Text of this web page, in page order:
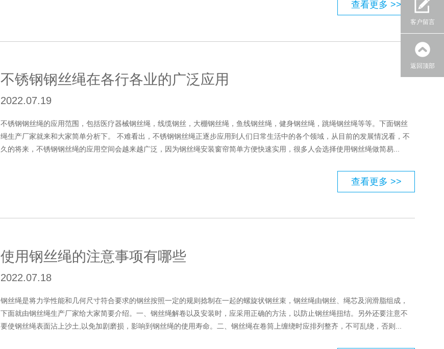
查看更多 >>
不锈钢钢丝绳在各行各业的广泛应用
2022.07.19
不锈钢钢丝绳的应用范围，包括医疗器械钢丝绳，线缆钢丝，大棚钢丝绳，鱼线钢丝绳，健身钢丝绳，跳绳钢丝绳等等。下面钢丝
绳生产厂家就来和大家简单分析下。 不难看出，不锈钢钢丝绳正逐步应用到人们日常生活中的各个领域，从目前的发展情况看，不
久的将来，不锈钢钢丝绳的应用空间会越来越广泛，因为钢丝绳安装窗帘简单方便快速实用，很多人会选择使用钢丝绳做简易...
查看更多 >>
使用钢丝绳的注意事项有哪些
2022.07.18
钢丝绳是将力学性能和几何尺寸符合要求的钢丝按照一定的规则捻制在一起的螺旋状钢丝束，钢丝绳由钢丝、绳芯及润滑脂组成，
下面就由钢丝绳生产厂家给大家简要介绍。一、钢丝绳解卷以及安装时，应采用正确的方法，以防止钢丝绳扭结。另外还要注意不
要使钢丝绳表面沾上沙土,以免加剧磨损，影响到钢丝绳的使用寿命。二、钢丝绳在卷筒上缠绕时应排列整齐，不可乱绕，否则...
客户留言
返回顶部